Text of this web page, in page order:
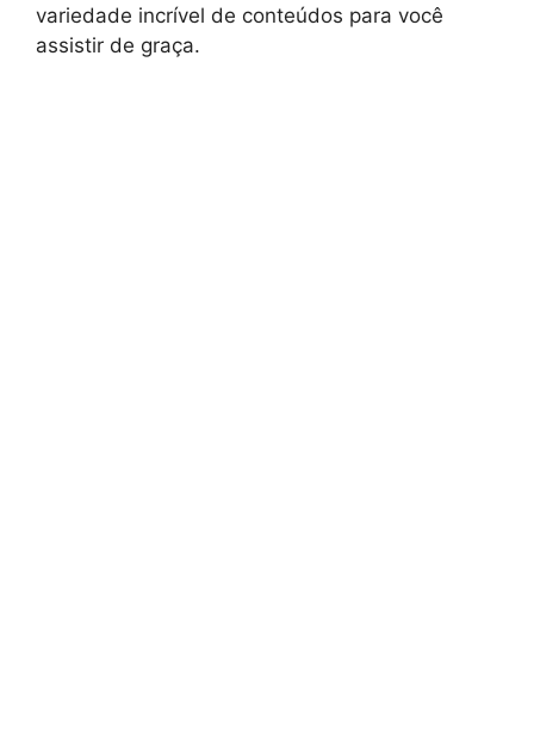
variedade incrível de conteúdos para você
assistir de graça.